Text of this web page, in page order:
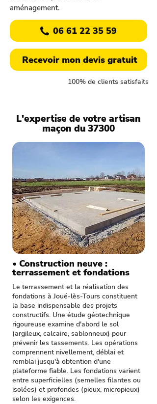
aménagement.
06 61 22 35 59
Recevoir mon devis gratuit
100% de clients satisfaits
L'expertise de votre artisan
maçon du 37300
• Construction neuve :
terrassement et fondations
Le terrassement et la réalisation des
fondations à Joué-lès-Tours constituent
la base indispensable des projets
constructifs. Une étude géotechnique
rigoureuse examine d'abord le sol
(argileux, calcaire, sablonneux) pour
prévenir les tassements. Les opérations
comprennent nivellement, déblai et
remblai jusqu'à obtention d'une
plateforme fiable. Les fondations varient
entre superficielles (semelles filantes ou
isolées) et profondes (pieux, micropieux)
selon les exigences.